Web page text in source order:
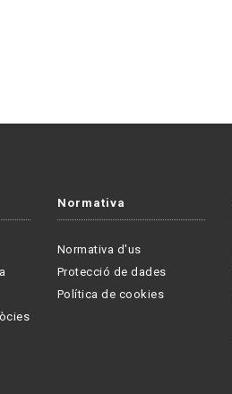
Normativa
Normativa d'us
Protecció de dades
Política de cookies